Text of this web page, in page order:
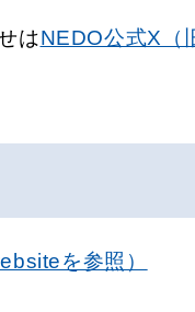
はNEDO公式X（
を参照）